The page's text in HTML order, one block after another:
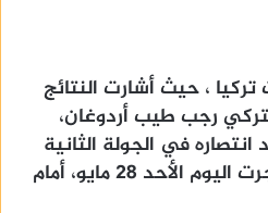
، حيث أشارت النتائج
رجب طيب أردوغان،
في الجولة الثانية
من انتخابات تركيا التي جرت اليوم الأحد 28 مايو، أمام